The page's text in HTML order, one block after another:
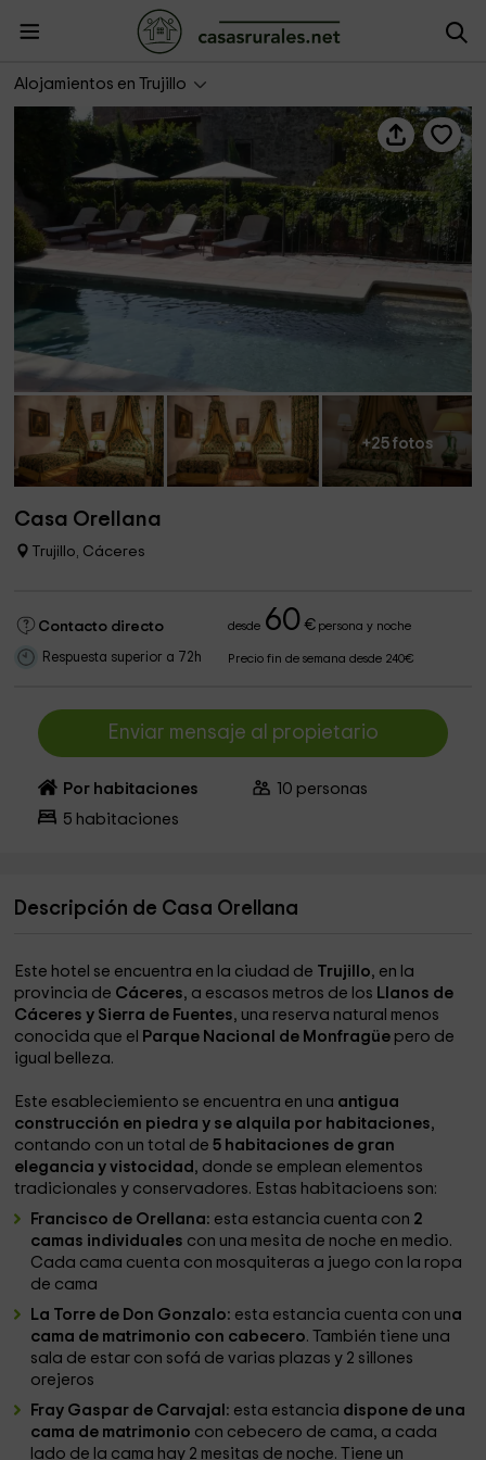
Alojamientos en Trujillo
+25 fotos
Casa Orellana
Trujillo, Cáceres
Contacto directo desde 60 €persona y noche
Respuesta superior a 72h Precio fin de semana desde 240€
Enviar mensaje al propietario
Por habitaciones 10 personas
5 habitaciones
Descripción de Casa Orellana
Este hotel se encuentra en la ciudad de Trujillo, en la
provincia de Cáceres, a escasos metros de los Llanos de
Cáceres y Sierra de Fuentes, una reserva natural menos
conocida que el
Parque Nacional de Monfragüe pero de
igual belleza.
Este esableciemiento se encuentra en una antigua
construcción en piedra y se alquila por habitaciones,
contando con un total de5 habitaciones de gran
elegancia y vistocidad , donde se emplean elementos
tradicionales y conservadores. Estas habitacioens son:
Francisco de Orellana: esta estancia cuenta con 2
camas individuales con una mesita de noche en medio.
Cada cama cuenta con mosquiteras a juego con la ropa
de cama
La Torre de Don Gonzalo: esta estancia cuenta con una
cama de matrimonio con cabecero. También tiene una
sala de estar con sofá de varias plazas y 2 sillones
orejeros
Fray Gaspar de Carvajal: esta estancia dispone de una
cama de matrimonio con cebecero de cama, a cada
lado de la cama hay 2 mesitas de noche. Tiene un